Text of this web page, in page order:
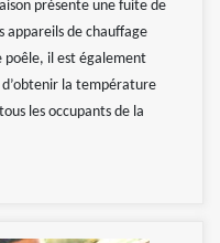
présente une fuite de
appareils de chauffage
poêle, il est également
la température
les occupants de la